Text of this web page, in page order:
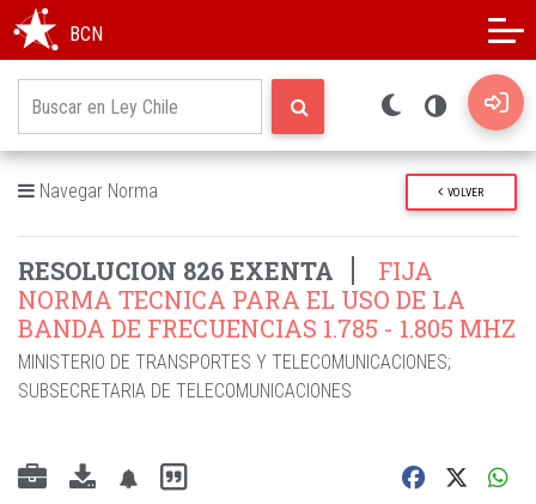
BCN
Navegar Norma VOLVER
RESOLUCION 826 EXENTA
FIJA
NORMA TECNICA PARA EL USO DE LA
BANDA DE FRECUENCIAS 1.785 - 1.805 MHZ
MINISTERIO DE TRANSPORTES Y TELECOMUNICACIONES;
SUBSECRETARIA DE TELECOMUNICACIONES